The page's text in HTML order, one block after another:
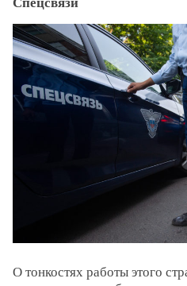
О тонкостях работы этого